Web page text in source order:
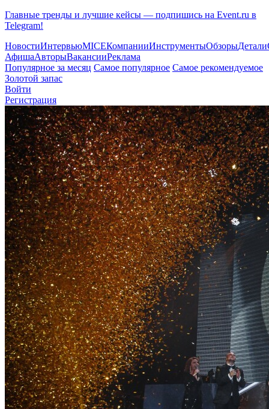
Главные тренды и лучшие кейсы — подпишись на Event.ru в
Telegram!
НовостиИнтервьюMICEКомпанииИнструментыОбзорыДетали
АфишаАвторыВакансииРеклама
Популярное за месяц Самое популярное Самое рекомендуемое
Золотой запас
Войти
Регистрация